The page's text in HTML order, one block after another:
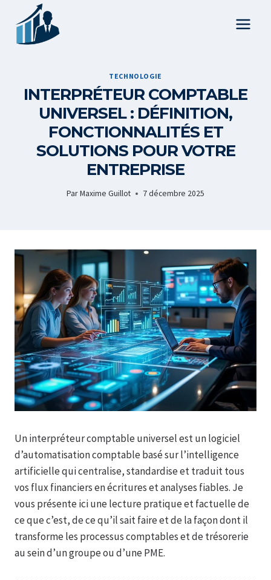
contenu
TECHNOLOGIE
INTERPRÉTEUR COMPTABLE
UNIVERSEL : DÉFINITION,
FONCTIONNALITÉS ET
SOLUTIONS POUR VOTRE
ENTREPRISE
Par Maxime Guillot 7 décembre 2025
Un interpréteur comptable universel est un logiciel
d’automatisation comptable basé sur l’intelligence
artificielle qui centralise, standardise et traduit tous
vos flux financiers en écritures et analyses fiables. Je
vous présente ici une lecture pratique et factuelle de
ce que c’est, de ce qu’il sait faire et de la façon dont il
transforme les processus comptables et de trésorerie
au sein d’un groupe ou d’une PME.